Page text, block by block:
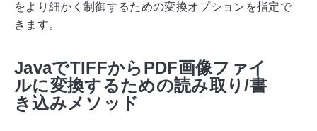
をより細かく制御するための変換オプションを指定で
きます。
JavaでTIFFからPDF画像ファイ
ルに変換するための読み取り/書
き込みメソッド